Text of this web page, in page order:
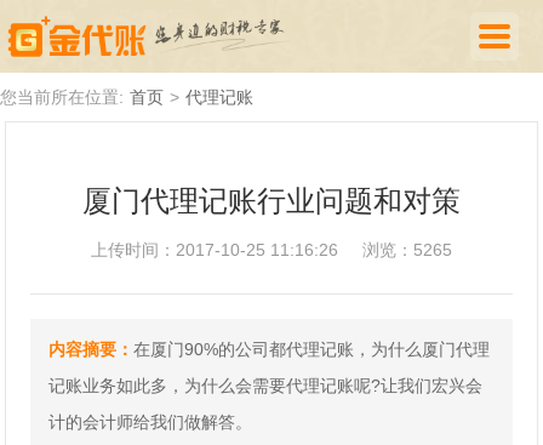
代理记账
厦门落户
关于我们
诚聘英才
您当前所在位置: 首页 > 代理记账
厦门代理记账行业问题和对策
上传时间：2017-10-25 11:16:26 浏览：5265
内容摘要：在厦门90%的公司都代理记账，为什么厦门代理
记账业务如此多，为什么会需要代理记账呢?让我们宏兴会
计的会计师给我们做解答。